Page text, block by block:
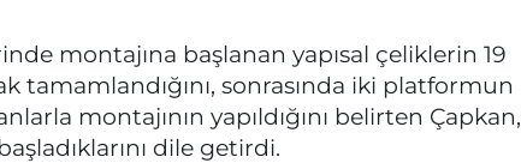
montajına başlanan yapısal çeliklerin 19
tamamlandığını, sonrasında iki platformun
montajının yapıldığını belirten Çapkan,
dile getirdi.